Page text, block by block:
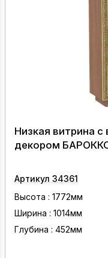
Низкая витрина с
декором
Артикул 34361
Высота : 1772мм
Ширина : 1014мм
Глубина : 452мм